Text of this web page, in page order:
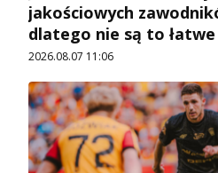
jakościowych
dlatego nie są to
2026.08.07 11:06